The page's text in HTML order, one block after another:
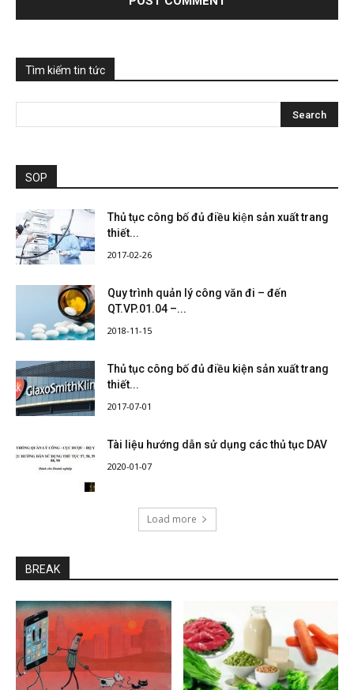
Tìm kiếm tin tức
SOP
Thủ tục công bố đủ điều kiện sản xuất trang
thiết...
2017-02-26
Quy trình quản lý công văn đi – đến
QT.VP.01.04 –...
2018-11-15
Thủ tục công bố đủ điều kiện sản xuất trang
thiết...
2017-07-01
Tài liệu hướng dẫn sử dụng các thủ tục DAV
2020-01-07
Load more
BREAK